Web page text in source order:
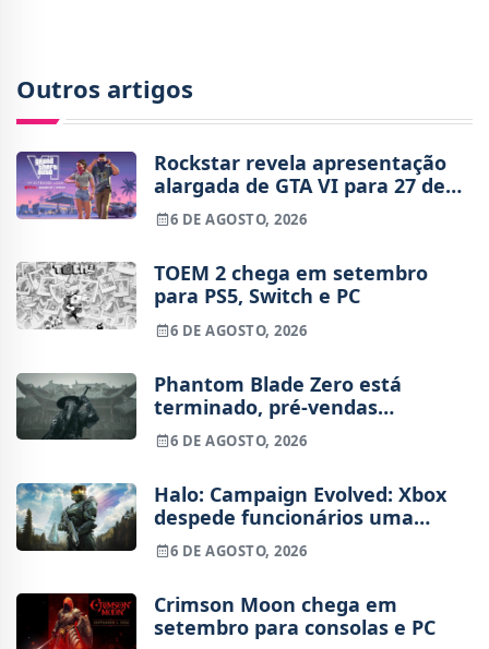
Outros artigos
Rockstar revela apresentação
alargada de GTA VI para 27 de
agosto
6 DE AGOSTO, 2026
TOEM 2 chega em setembro
para PS5, Switch e PC
6 DE AGOSTO, 2026
Phantom Blade Zero está
terminado, pré-vendas
começam na próxima semana
6 DE AGOSTO, 2026
Halo: Campaign Evolved: Xbox
despede funcionários uma
semana após o lançamento
6 DE AGOSTO, 2026
Crimson Moon chega em
setembro para consolas e PC